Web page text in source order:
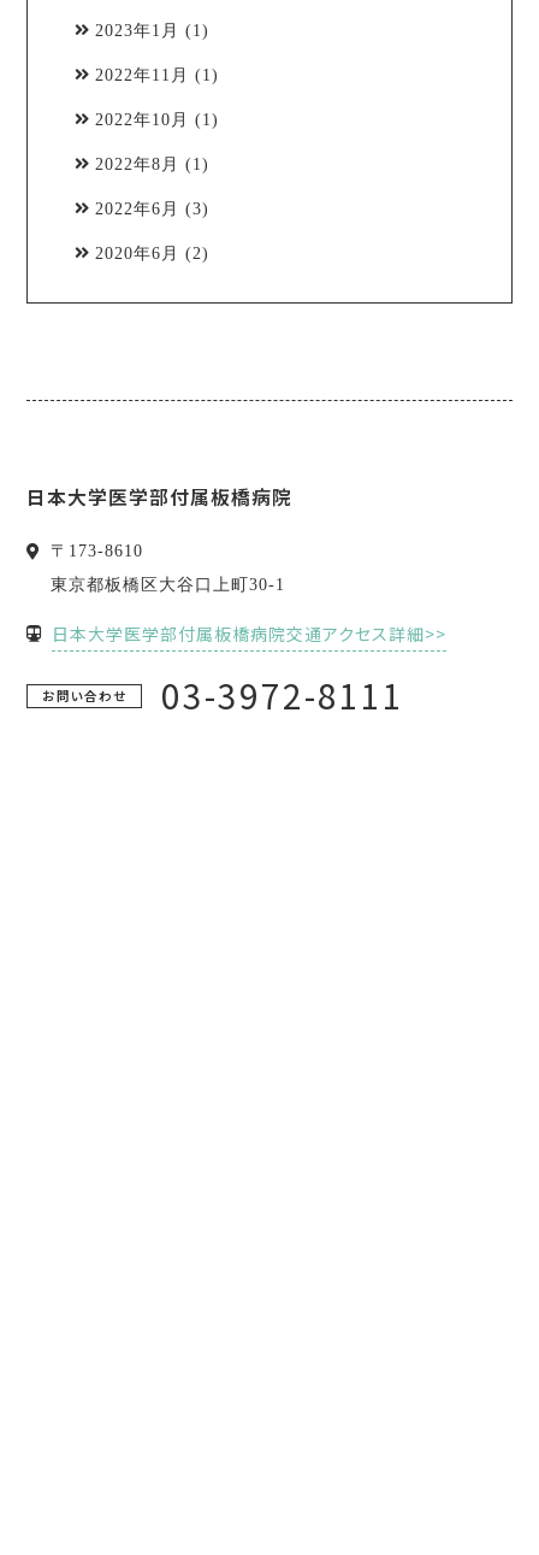
2023年1月 (1)
2022年11月 (1)
2022年10月 (1)
2022年8月 (1)
2022年6月 (3)
2020年6月 (2)
日本大学医学部付属板橋病院
〒 173-8610
東京都板橋区 大谷口上町30-1
日本大学医学部付属板橋病院交通アクセス詳細>>
お問い合わせ 03-3972-8111